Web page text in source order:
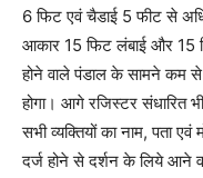
6 फिट एवं चैडाई 5 फीट से
आकार 15 फिट लंबाई और 15
होने वाले पंडाल के सामने कम
होगा। आगे रजिस्टर संधारित
सभी व्यक्तियों का नाम, पता
दर्ज होने से दर्शन के लिये आने